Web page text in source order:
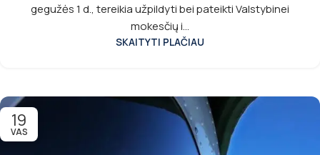
gegužės 1 d., tereikia užpildyti bei pateikti Valstybinei
mokesčių i...
SKAITYTI PLAČIAU
19
VAS